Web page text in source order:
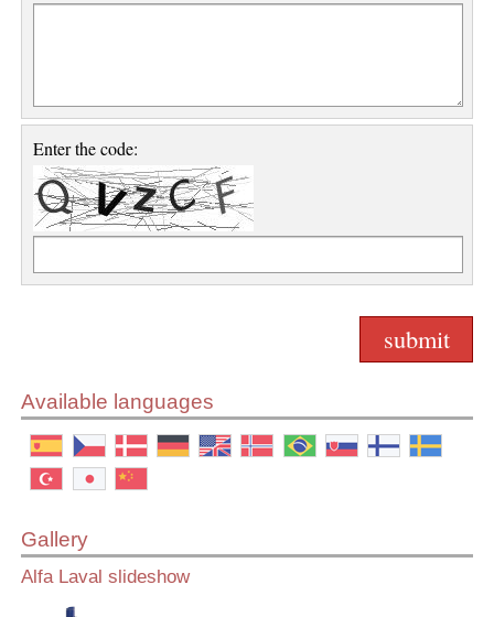
Enter the code:
Available languages
Gallery
Alfa Laval slideshow